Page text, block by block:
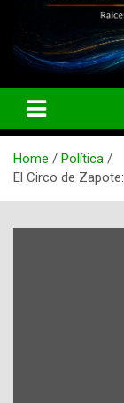
Home
Política
El Circo de